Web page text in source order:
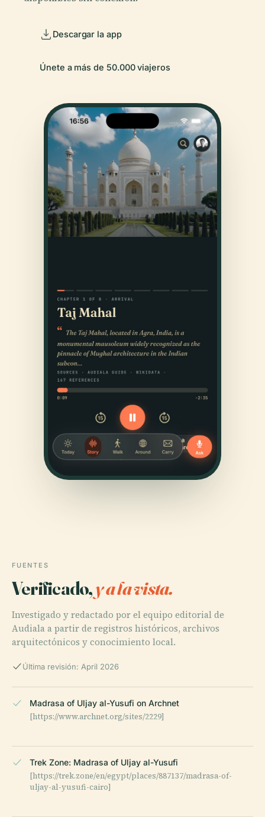
Descargar la app
Únete a más de 50.000 viajeros
FUENTES
Verificado,y a la vista.
Investigado y redactado por el equipo editorial de
Audiala a partir de registros históricos, archivos
arquitectónicos y conocimiento local.
Última revisión: April 2026
Madrasa of Uljay al-Yusufi on Archnet
[https://www.archnet.org/sites/2229]
Trek Zone: Madrasa of Uljay al-Yusufi
[https://trek.zone/en/egypt/places/887137/madrasa-of-
uljay-al-yusufi-cairo]